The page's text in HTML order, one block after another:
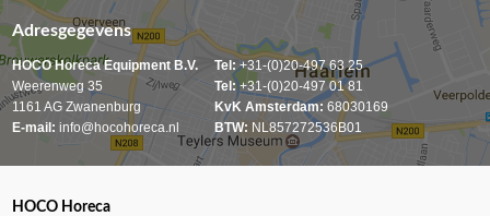
Adresgegevens
HOCO Horeca Equipment B.V.
Weerenweg 35
1161 AG Zwanenburg
E-mail: info@hocohoreca.nl
Tel: +31-(0)20-497 63 25
Tel:+31-(0)20-497 01 81
KvK Amsterdam: 68030169
BTW: NL857272536B01
HOCO Horeca